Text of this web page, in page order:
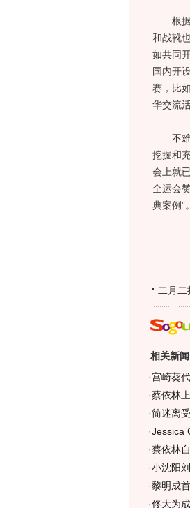
根据合
和战靴
如共同
国内开
赛，比
华交流
不难看
挖掘和
会上就
全运会
典案例”。
二月
相关新闻
·宫崎葵
·蔡依林
·简迷离
·Jessica
·蔡依林
·小沈阳
·黎明成
·佟大为